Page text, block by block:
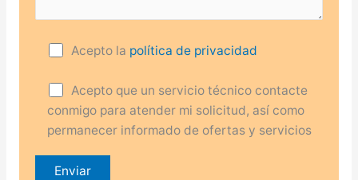
Acepto la política de privacidad
Acepto que un servicio técnico contacte
conmigo para atender mi solicitud, así como
permanecer informado de ofertas y servicios